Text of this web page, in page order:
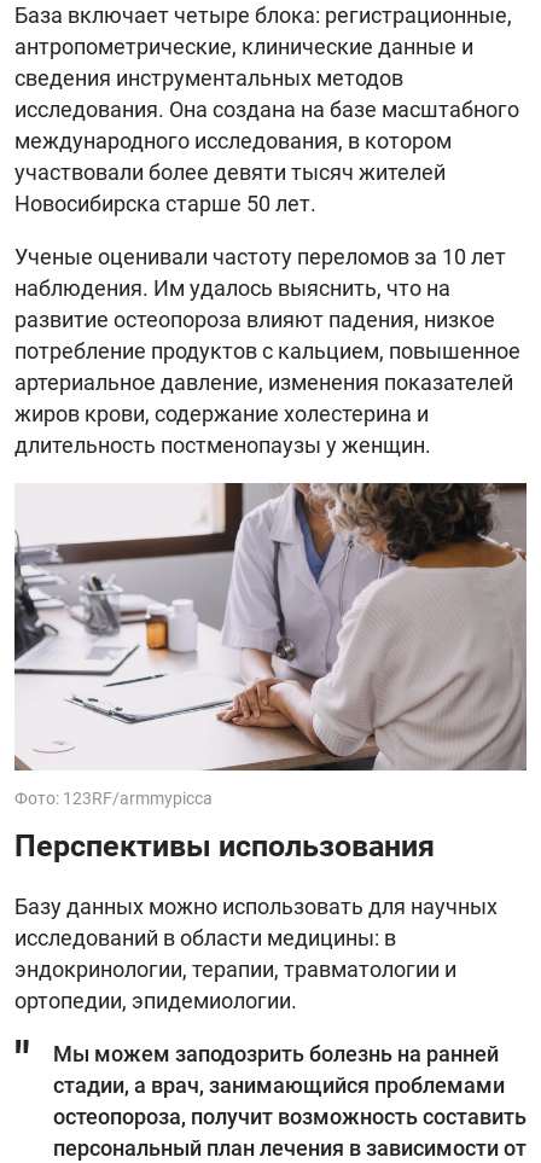
База включает четыре блока: регистрационные,
антропометрические, клинические данные и
сведения инструментальных методов
исследования. Она создана на базе масштабного
международного исследования, в котором
участвовали более девяти тысяч жителей
Новосибирска старше 50 лет.
Ученые оценивали частоту переломов за 10 лет
наблюдения. Им удалось выяснить, что на
развитие остеопороза влияют падения, низкое
потребление продуктов с кальцием, повышенное
артериальное давление, изменения показателей
жиров крови, содержание холестерина и
длительность постменопаузы у женщин.
Фото: 123RF/armmypicca
Перспективы использования
Базу данных можно использовать для научных
исследований в области медицины: в
эндокринологии, терапии, травматологии и
ортопедии, эпидемиологии.
Мы можем заподозрить болезнь на ранней
стадии, а врач, занимающийся проблемами
остеопороза, получит возможность составить
персональный план лечения в зависимости от